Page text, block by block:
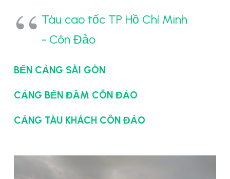
Tàu cao tốc TP Hồ Chí Minh
- Côn Đảo
BẾN CẢNG SÀI GÒN
CẢNG BẾN ĐẦM CÔN ĐẢO
CẢNG TÀU KHÁCH CÔN ĐẢO